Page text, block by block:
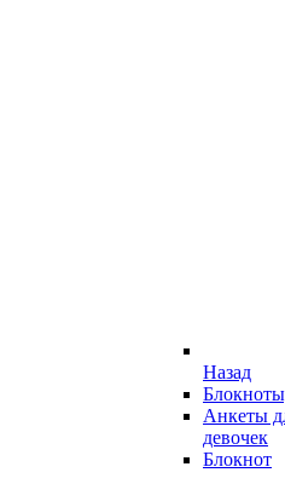
Назад
Анкеты
девочек
Блокнот